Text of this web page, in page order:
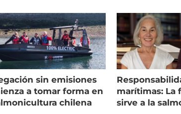
sin emisiones
a tomar forma en
chilena
marítimas: La
sirve a la